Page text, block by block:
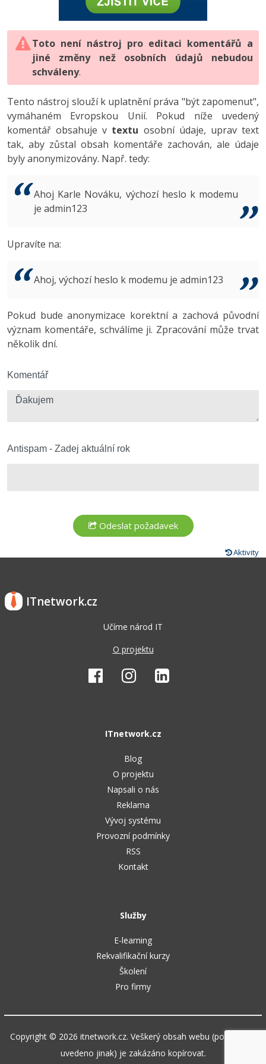
HTML5, CSS3, Bootstrap, SEO
SQL a databáze
Testování a verzování
UML a návrhové vzory
React
Spring
ASP.NET MVC
Best practices
PHP
JavaScript
Python
HTML / CSS
UML a návrhové vzory
MySQL/MariaDB
MS-SQL
Vývojář mobilních aplikací
C# Game developer
Tester
Systémový administrátor
3D grafik
Copywriter
WordPress specialista
-80%
JavaScript -80%
PHP -80%
Swift -80%
Kotlin -80%
VB.NET
Algoritmy -41%
Umělá inteligence (AI) -10%
Digitální gramotnost
Marketing
WordPress
SEO
UX
Business
Copywriting
Windows
Photoshop -80%
Adobe Illustrator -80%
Adobe Lightroom
Adobe XD
Adobe InDesign -25%
Adobe After Effects
Inkscape
Fórum
Toto není nástroj pro editaci komentářů a
jiné změny než osobních údajů nebudou
schváleny.
Tento nástroj slouží k uplatnění práva "být zapomenut",
vymáhaném Evropskou Unií. Pokud níže uvedený
komentář obsahuje v textu osobní údaje, uprav text
tak, aby zůstal obsah komentáře zachován, ale údaje
byly anonymizovány. Např. tedy:
Ahoj Karle Nováku, výchozí heslo k modemu
je admin123
Upravíte na:
Ahoj, výchozí heslo k modemu je admin123
Pokud bude anonymizace korektní a zachová původní
význam komentáře, schválíme ji. Zpracování může trvat
několik dní.
Komentář
Antispam - Zadej aktuální rok
Aktivity
ITnetwork.cz
Učíme národ IT
O projektu
ITnetwork.cz
Blog
O projektu
Napsali o nás
Reklama
Vývoj systému
Provozní podmínky
RSS
Kontakt
Služby
E-learning
Rekvalifikační kurzy
Školení
Pro firmy
Copyright © 2026 itnetwork.cz. Veškerý obsah webu (pokud není
uvedeno jinak) je zakázáno kopírovat.